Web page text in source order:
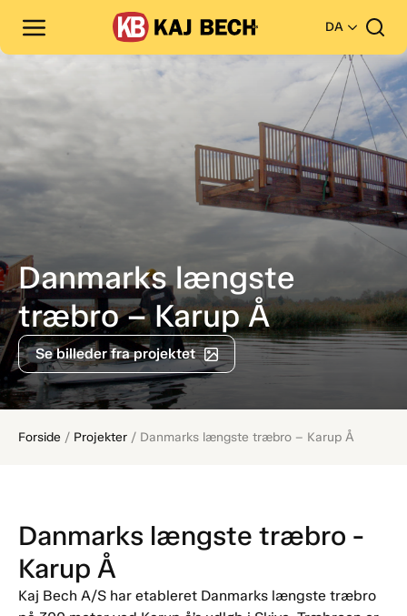
DA
Danmarks længste
træbro – Karup Å
Se billeder fra projektet
Forside / Projekter / Danmarks længste træbro – Karup Å
Danmarks længste træbro -
Karup Å
Kaj Bech A/S har etableret Danmarks længste træbro